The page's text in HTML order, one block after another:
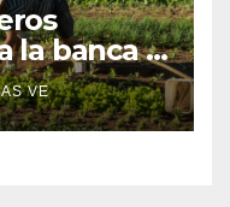
la banca a
VE